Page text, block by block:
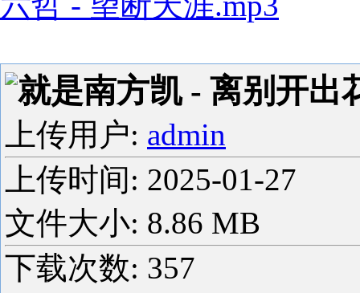
就是南方凯 - 离别开出
上传用户: admin
上传时间: 2025-01-27
文件大小: 8.86 MB
下载次数: 357